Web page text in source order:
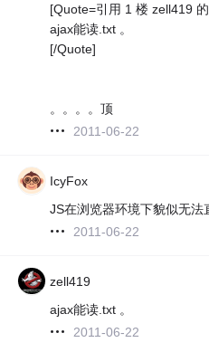
[Quote=引用 1 楼 zell419
ajax能读.txt 。
[/Quote]
。。。。顶
2011-06-22
IcyFox
JS在浏览器环境下貌似无法
2011-06-22
zell419
ajax能读.txt 。
2011-06-22